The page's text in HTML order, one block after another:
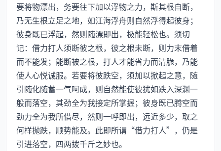
要将物漂出，务要往下加以浮物之力，斯其根自断，
乃无生根立足之地，如江海浮舟则自然浮得起彼身；
彼身既已浮起，然则随漂即出，极能轻松也。须切
记：借力打人须断彼之根，彼之根未断，则力末借着
而不能发；能断被之根，打人才能省力而清脆，乃能
使人心悦诚服。若要将彼跌空，须加以掀起之意，随
引随化随蓄一气呵成，则自然能使彼犹如跌入深渊一
般而落空，其劲全为我接定所掌握；彼身既已腾空而
劲力全为我所借尽，然则一呼即出，远近多少，取之
何样抛跌，顺势能及。此即所谓“借力打人”，仍是
引进落空，四两拨千斤之妙也。